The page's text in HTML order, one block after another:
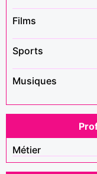
Films
Sports
Musiques
Métier